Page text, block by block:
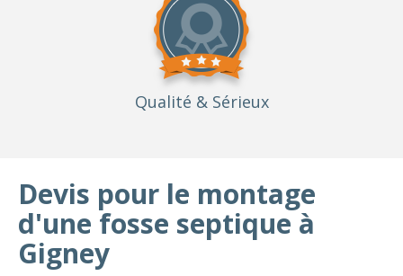
Qualité & Sérieux
Devis pour le montage
d'une fosse septique à
Gigney